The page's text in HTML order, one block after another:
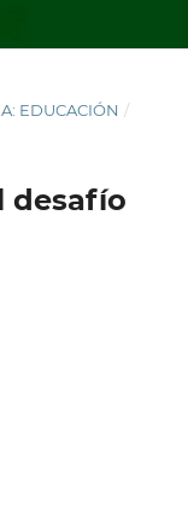
EDUCACIÓN /
desafío